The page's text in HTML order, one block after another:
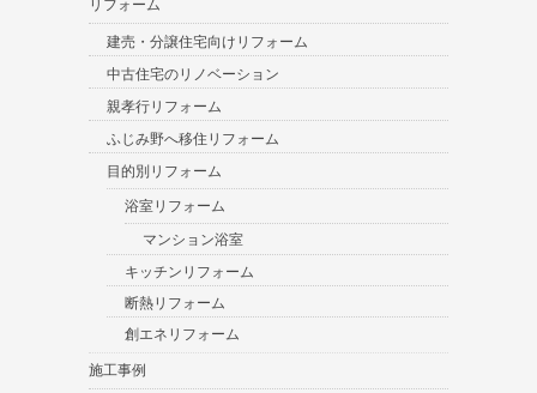
リフォーム
建売・分譲住宅向けリフォーム
中古住宅のリノベーション
親孝行リフォーム
ふじみ野へ移住リフォーム
目的別リフォーム
浴室リフォーム
マンション浴室
キッチンリフォーム
断熱リフォーム
創エネリフォーム
施工事例